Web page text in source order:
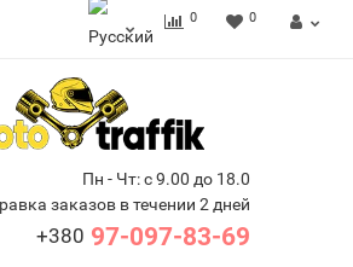
0 0
Пн - Чт: с 9.00 до 18.0
заказов в течении 2 дней
+380 97-097-83-69